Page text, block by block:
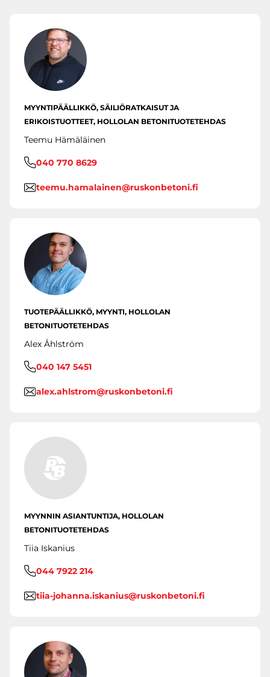
MYYNTIPÄÄLLIKKÖ, SÄILIÖRATKAISUT JA
ERIKOISTUOTTEET, HOLLOLAN BETONITUOTETEHDAS
Teemu Hämäläinen
040 770 8629
teemu.hamalainen@ruskonbetoni.fi
TUOTEPÄÄLLIKKÖ, MYYNTI, HOLLOLAN
BETONITUOTETEHDAS
Alex Åhlström
040 147 5451
alex.ahlstrom@ruskonbetoni.fi
MYYNNIN ASIANTUNTIJA, HOLLOLAN
BETONITUOTETEHDAS
Tiia Iskanius
044 7922 214
tiia-johanna.iskanius@ruskonbetoni.fi